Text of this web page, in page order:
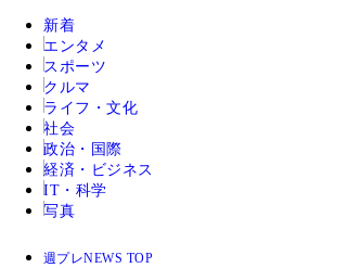
新着
エンタメ
スポーツ
クルマ
ライフ・文化
社会
政治・国際
経済・ビジネス
IT・科学
写真
週プレNEWS TOP